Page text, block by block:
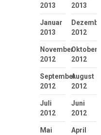
2013
2013
Januar
2013
2012
November
2012
Oktober
2012
September
2012
August
2012
Juli
2012
Juni
2012
Mai
April